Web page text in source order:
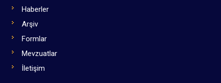
Haberler
Arşiv
Formlar
Mevzuatlar
İletişim